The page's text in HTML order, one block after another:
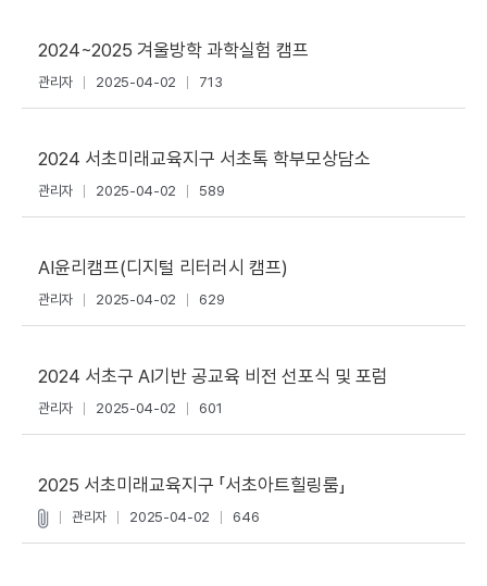
2024~2025 겨울방학 과학실험 캠프
관리자 2025-04-02 713
2024 서초미래교육지구 서초톡 학부모상담소
관리자 2025-04-02 589
AI윤리캠프(디지털 리터러시 캠프)
관리자 2025-04-02 629
2024 서초구 AI기반 공교육 비전 선포식 및 포럼
관리자 2025-04-02 601
2025 서초미래교육지구 「서초아트힐링룸」
관리자 2025-04-02 646